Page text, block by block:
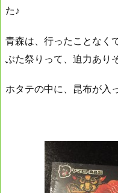
た♪
青森は、行ったことなく
ぶた祭りって、迫力あり
ホタテの中に、昆布が入